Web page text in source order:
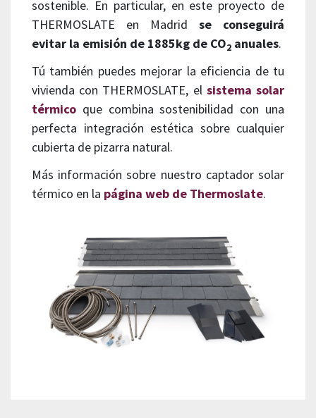
sostenible. En particular, en este proyecto de
THERMOSLATE en Madrid se conseguirá
evitar la emisión de 1885kg de CO2 anuales.
Tú también puedes mejorar la eficiencia de tu
vivienda con THERMOSLATE, el sistema solar
térmico que combina sostenibilidad con una
perfecta integración estética sobre cualquier
cubierta de pizarra natural.
Más información sobre nuestro captador solar
térmico en la página web de Thermoslate.